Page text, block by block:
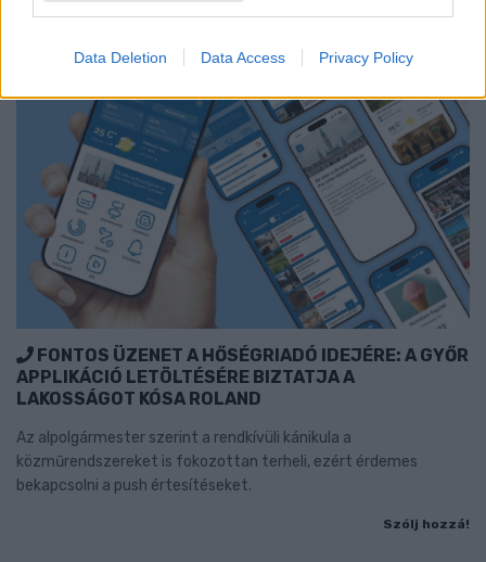
Data Deletion Data Access Privacy Policy
FONTOS ÜZENET A HŐSÉGRIADÓ IDEJÉRE: A GYŐR
APPLIKÁCIÓ LETÖLTÉSÉRE BIZTATJA A
LAKOSSÁGOT KÓSA ROLAND
Az alpolgármester szerint a rendkívüli kánikula a
közműrendszereket is fokozottan terheli, ezért érdemes
bekapcsolni a push értesítéseket.
Szólj hozzá!